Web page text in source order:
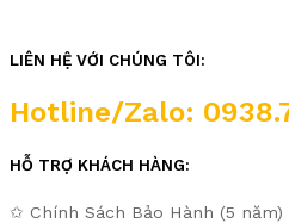
LIÊN HỆ VỚI CHÚNG TÔI:
Hotline/Zalo:
HỖ TRỢ KHÁCH HÀNG:
✩ Chính Sách Bảo Hành (5 năm)